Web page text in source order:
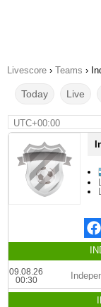
Livescore › Teams ›
Today Live
UTC+00:00
09.08.26
00:30